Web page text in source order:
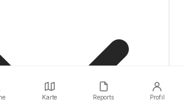
Karte Reports Profil